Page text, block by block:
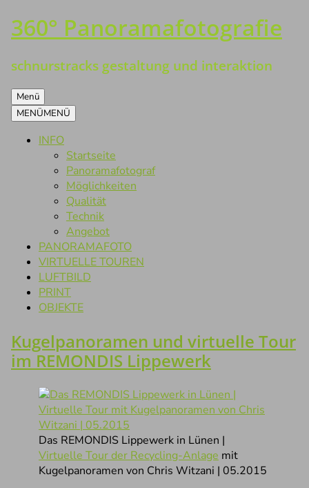
Zum
Inhalt
360° Panoramafotografie
schnurstracks gestaltung und interaktion
Menü
MENÜMENÜ
INFO
Startseite
Panoramafotograf
Möglichkeiten
Qualität
Technik
Angebot
PANORAMAFOTO
VIRTUELLE TOUREN
LUFTBILD
PRINT
OBJEKTE
Kugelpanoramen und virtuelle Tour
im REMONDIS Lippewerk
Das REMONDIS Lippewerk in Lünen |
Virtuelle Tour der Recycling-Anlage mit
Kugelpanoramen von Chris Witzani | 05.2015